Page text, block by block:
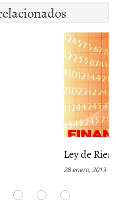
Riesgos Laborales
Mirta G. Casale